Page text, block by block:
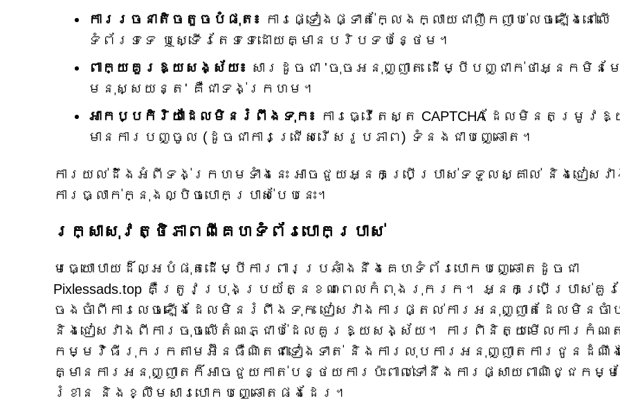
ការរចនាតិចតួចបំផុត៖
ការផ្ទៀងផ្ទាត់ក្លែងក្លាយជាញឹកញាប់លេចឡើងនៅលើ
ទំព័រទទេ ឬស្ទើរតែទទេដោយគ្មានបរិបទបន្ថែម។
ពាក្យគួរឱ្យសង្ស័យ៖ សារដូចជា 'ចុចអនុញ្ញាត ដើម្បីបញ្ជាក់ថាអ្នកមិនម
មនុស្សយន្ត' គឺជាទង់ក្រហម។
អាកប្បកិរិយាដែលមិនរំពឹងទុក៖
ការធ្វើតេស្ត CAPTCHA ដែលមិនតម្រូវឱ្
មានការបញ្ចូល (ដូចជាការជ្រើសរើសរូបភាព) ទំនងជាបញ្ឆោត។
ការយល់ដឹងអំពីទង់ក្រហមទាំងនេះ អាចជួយអ្នកប្រើប្រាស់ទទួលស្គាល់ និងជៀសវា
ការធ្លាក់ក្នុងល្បិចបោកប្រាស់បែបនេះ។
រក្សាសុវត្ថិភាពពីគេហទំព័របោកប្រាស់
មធ្យោបាយដ៏ល្អបំផុតដើម្បីការពារប្រឆាំងនឹងគេហទំព័របោកបញ្ឆោតដូចជា
Pixlessads.top គឺត្រូវប្រុងប្រយ័ត្នខណៈពេលកំពុងរុករក។ អ្នកប្រើប្រាស់គួរ
ចងចាំពីការលេចឡើងដែលមិនរំពឹងទុក ជៀសវាងការផ្តល់ការអនុញ្ញាតដែលមិនចាំ
និងជៀសវាងពីការចុចលើតំណភ្ជាប់ដែលគួរឱ្យសង្ស័យ។ ការពិនិត្យមើលការកំណ
កម្មវិធីរុករកតាមអ៊ីនធឺណិតជាទៀងទាត់ និងការលុបការអនុញ្ញាតការជូនដំណឹ
គ្មានការអនុញ្ញាតក៏អាចជួយកាត់បន្ថយការប៉ះពាល់ទៅនឹងការផ្សាយពាណិជ្ជកម្ម
រំខាន និងខ្លឹមសារបោកបញ្ឆោតផងដែរ។